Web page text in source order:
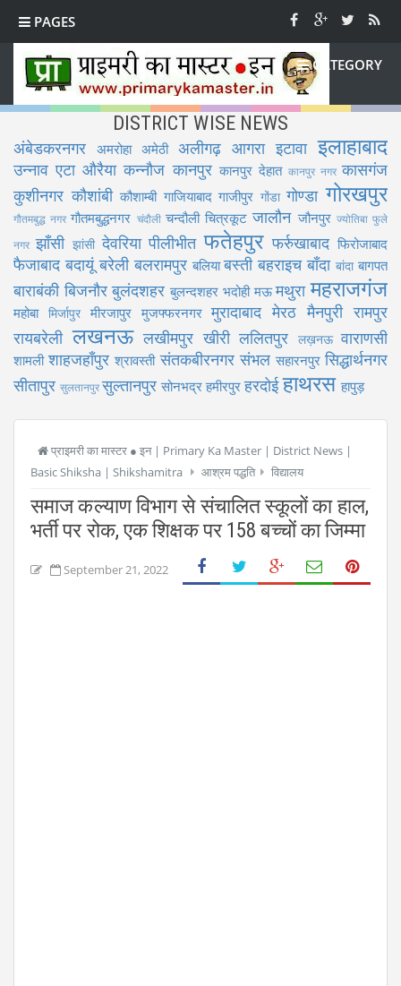
PAGES
CATEGORY
DISTRICT WISE NEWS
अंबेडकरनगर अमरोहा अमेठी अलीगढ़ आगरा इटावा इलाहाबाद
उन्नाव एटा औरैया कन्नौज कानपुर कानपुर देहात कानपुर नगर कासगंज
कुशीनगर कौशांबी कौशाम्बी गाजियाबाद गाजीपुर गोंडा गोण्डा गोरखपुर
गौतमबुद्ध नगर गौतमबुद्धनगर चंदौली चन्दौली चित्रकूट जालौन जौनपुर ज्योतिबा फुले
नगर झाँसी झांसी देवरिया पीलीभीत फतेहपुर फर्रुखाबाद फिरोजाबाद
फैजाबाद बदायूं बरेली बलरामपुर बलिया बस्ती बहराइच बाँदा बांदा बागपत
बाराबंकी बिजनौर बुलंदशहर बुलन्दशहर भदोही मऊ मथुरा महराजगंज
महोबा मिर्जापुर मीरजापुर मुजफ्फरनगर मुरादाबाद मेरठ मैनपुरी रामपुर
रायबरेली लखनऊ लखीमपुर खीरी ललितपुर लख़नऊ वाराणसी
शामली शाहजहाँपुर श्रावस्ती संतकबीरनगर संभल सहारनपुर सिद्धार्थनगर
सीतापुर सुलतानपुरसुल्तानपुर सोनभद्र हमीरपुर हरदोई हाथरस हापुड़
प्राइमरी का मास्टर ● इन | Primary Ka Master | District News |
Basic Shiksha | Shikshamitra
आश्रम पद्धति विद्यालय
समाज कल्याण विभाग से संचालित स्कूलों का हाल,
भर्ती पर रोक, एक शिक्षक पर 158 बच्चों का जिम्मा
September 21, 2022